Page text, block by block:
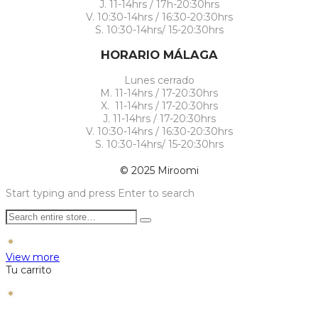
J. 11-14hrs / 17h-20:30hrs
V. 10:30-14hrs / 16:30-20:30hrs
S. 10:30-14hrs/ 15-20:30hrs
HORARIO MÁLAGA
Lunes cerrado
M. 11-14hrs / 17-20:30hrs
X. 11-14hrs / 17-20:30hrs
J. 11-14hrs / 17-20:30hrs
V. 10:30-14hrs / 16:30-20:30hrs
S. 10:30-14hrs/ 15-20:30hrs
© 2025 Miroomi
Start typing and press Enter to search
View more
Tu carrito